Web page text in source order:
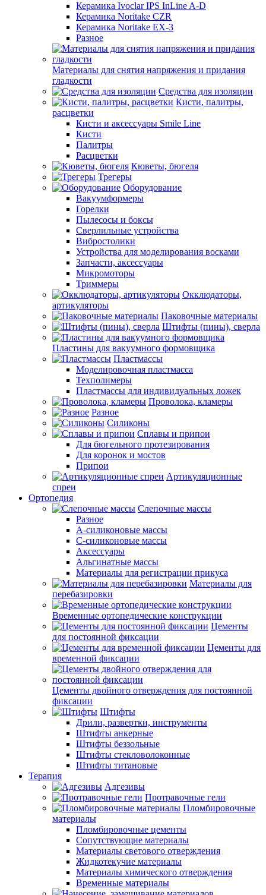
Керамика Ivoclar IPS InLine A-D
Керамика Noritake CZR
Керамика Noritake EX-3
Разное
Материалы для снятия напряжения и придания
гладкости
Средства для изоляции
Кисти, палитры,
расцветки
Кисти и аксессуары Smile Line
Кисти
Палитры
Расцветки
Кюветы, бюгеля
Трегеры
Оборудование
Вакуумформеры
Горелки
Пылесосы и боксы
Сверлильные устройства
Вибростолики
Устройства для моделирования восками
Запчасти, аксессуары
Микромоторы
Триммеры
Окклюдаторы,
артикуляторы
Паковочные материалы
Штифты (пины), сверла
Пластины для вакуумного формовщика
Пластмассы
Моделировочная пластмасса
Техполимеры
Пластмассы для индивидуальных ложек
Проволока, кламеры
Разное
Силиконы
Сплавы и припои
Для бюгельного протезирования
Для коронок и мостов
Припои
Артикуляционные
спреи
Ортопедия
Слепочные массы
Разное
А-силиконовые массы
С-силиконовые массы
Аксессуары
Альгинатные массы
Материалы для регистрации прикуса
Материалы для
перебазировки
Временные ортопедические конструкции
Цементы
для постоянной фиксации
Цементы для
временной фиксации
Цементы двойного отверждения для постоянной
фиксации
Штифты
Дрили, развертки, инструменты
Штифты анкерные
Штифты беззольные
Штифты стекловолоконные
Штифты титановые
Терапия
Адгезивы
Протравочные гели
Пломбировочные
материалы
Пломбировочные цементы
Сопутствующие материалы
Материалы светового отверждения
Жидкотекучие материалы
Материалы химического отверждения
Временные материалы